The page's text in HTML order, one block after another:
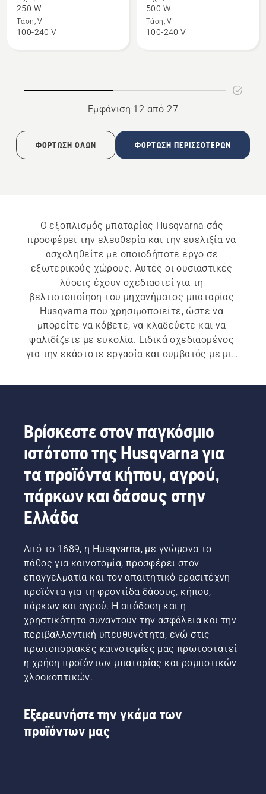
για
το
40-
250 W
Τάση, V
100-240 V
για
το
40-
500 W
Τάση, V
100-240 V
Εμφάνιση 12 από 27
ΦΌΡΤΩΣΗ ΌΛΩΝ ΦΌΡΤΩΣΗ ΠΕΡΙΣΣΌΤΕΡΩΝ
Ο εξοπλισμός μπαταρίας Husqvarna σάς
προσφέρει την ελευθερία και την ευελιξία να
ασχοληθείτε με οποιοδήποτε έργο σε
εξωτερικούς χώρους. Αυτές οι ουσιαστικές
λύσεις έχουν σχεδιαστεί για τη
βελτιστοποίηση του μηχανήματος μπαταρίας
Husqvarna που χρησιμοποιείτε, ώστε να
μπορείτε να κόβετε, να κλαδεύετε και να
ψαλιδίζετε με ευκολία. Ειδικά σχεδιασμένος
για την εκάστοτε εργασία και συμβατός με μια
μπαταρίας Husqvarna είναι η ευελιξία που
Βρίσκεστε στον παγκόσμιο
ιστότοπο της Husqvarna για
τα προϊόντα κήπου, αγρού,
πάρκων και δάσους στην
Ελλάδα
Από το 1689, η Husqvarna, με γνώμονα το
πάθος για καινοτομία, προσφέρει στον
επαγγελματία και τον απαιτητικό ερασιτέχνη
προϊόντα για τη φροντίδα δάσους, κήπου,
πάρκων και αγρού. Η απόδοση και η
χρηστικότητα συναντούν την ασφάλεια και την
περιβαλλοντική υπευθυνότητα, ενώ στις
πρωτοποριακές καινοτομίες μας πρωτοστατεί
η χρήση προϊόντων μπαταρίας και ρομποτικών
χλοοκοπτικών.
Εξερευνήστε την γκάμα των
προϊόντων μας